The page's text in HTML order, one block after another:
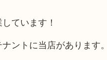
ています！
ントに当店があります。